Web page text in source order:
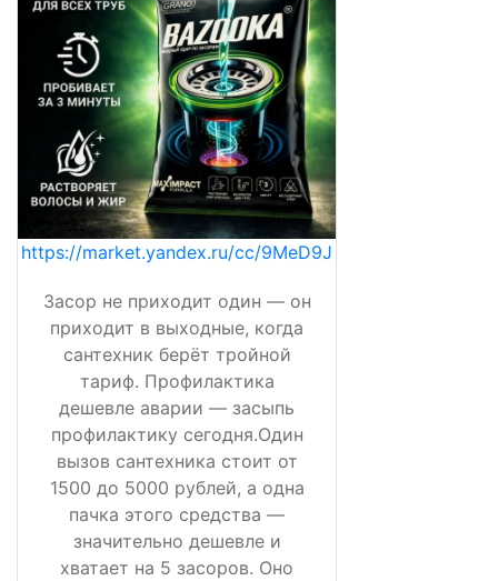
https://market.yandex.ru/cc/9MeD9J
Засор не приходит один — он
приходит в выходные, когда
сантехник берёт тройной
тариф. Профилактика
дешевле аварии — засыпь
профилактику сегодня.Один
вызов сантехника стоит от
1500 до 5000 рублей, а одна
пачка этого средства —
значительно дешевле и
хватает на 5 засоров. Оно